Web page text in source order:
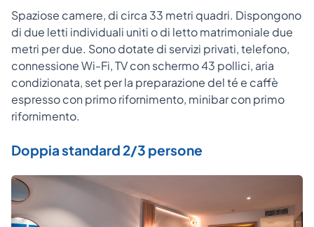
Spaziose camere, di circa 33 metri quadri. Dispongono
di due letti individuali uniti o di letto matrimoniale due
metri per due. Sono dotate di servizi privati, telefono,
connessione Wi-Fi, TV con schermo 43 pollici, aria
condizionata, set per la preparazione del té e caffè
espresso con primo rifornimento, minibar con primo
rifornimento.
Doppia standard 2/3 persone